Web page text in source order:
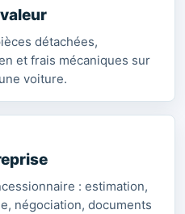
détachées,
et frais mécaniques sur
voiture.
: estimation,
négociation, documents